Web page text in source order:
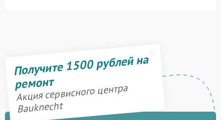
Получите 1500 рублей на
ремонт
Акция сервисного центра
Bauknecht